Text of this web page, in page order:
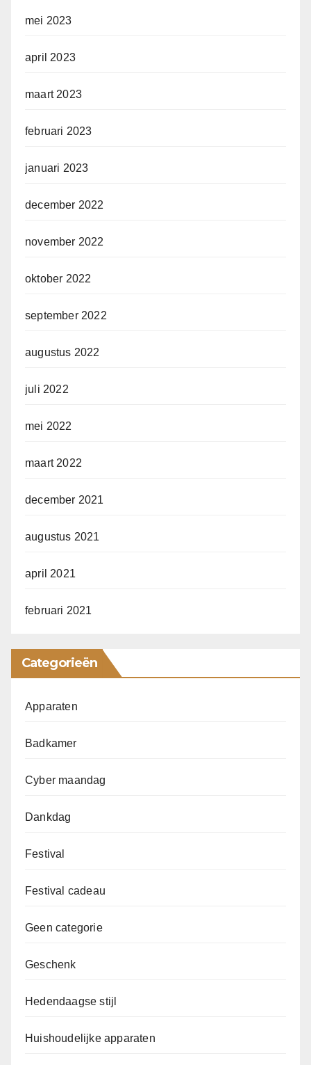
mei 2023
april 2023
maart 2023
februari 2023
januari 2023
december 2022
november 2022
oktober 2022
september 2022
augustus 2022
juli 2022
mei 2022
maart 2022
december 2021
augustus 2021
april 2021
februari 2021
Categorieën
Apparaten
Badkamer
Cyber maandag
Dankdag
Festival
Festival cadeau
Geen categorie
Geschenk
Hedendaagse stijl
Huishoudelijke apparaten